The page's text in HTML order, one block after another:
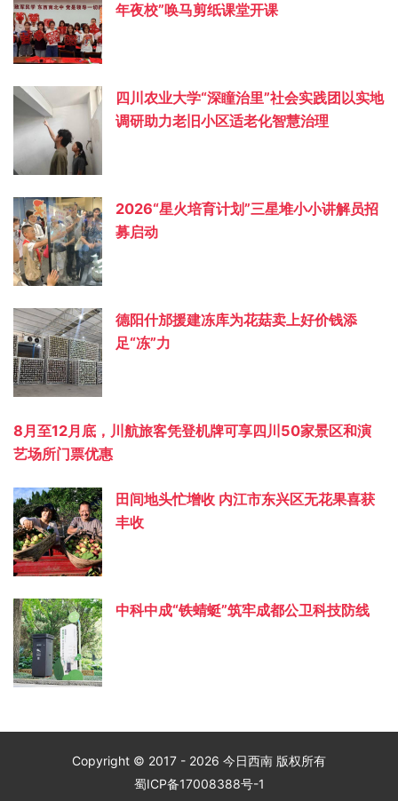
年夜校”唤马剪纸课堂开课
四川农业大学“深瞳治里”社会实践团以实地
调研助力老旧小区适老化智慧治理
2026“星火培育计划”三星堆小小讲解员招
募启动
德阳什邡援建冻库为花菇卖上好价钱添
足“冻”力
8月至12月底，川航旅客凭登机牌可享四川50家景区和演
艺场所门票优惠
田间地头忙增收 内江市东兴区无花果喜获
丰收
中科中成“铁蜻蜓”筑牢成都公卫科技防线
Copyright © 2017 - 2026 今日西南 版权所有
蜀ICP备17008388号-1